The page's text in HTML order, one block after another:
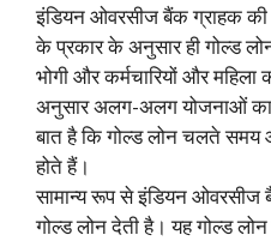
इंडियन ओवरसीज बैंक ग्राहक
के प्रकार के अनुसार ही गोल्ड
भोगी और कर्मचारियों और
अनुसार अलग-अलग योजनाओं का
बात है कि गोल्ड लोन चलते समय
होते हैं।
सामान्य रूप से इंडियन
गोल्ड लोन देती है। यह गोल्ड